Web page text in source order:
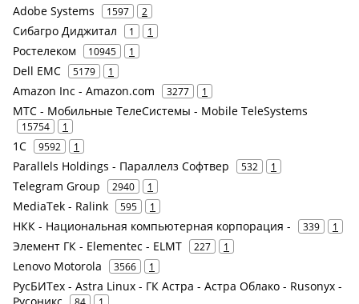
Adobe Systems 1597 2
Сибагро Диджитал 1 1
Ростелеком 10945 1
Dell EMC 5179 1
Amazon Inc - Amazon.com 3277 1
МТС - Мобильные ТелеСистемы - Mobile TeleSystems
15754 1
1С 9592 1
Parallels Holdings - Параллелз Софтвер 532 1
Telegram Group 2940 1
MediaTek - Ralink 595 1
НКК - Национальная компьютерная корпорация - 339 1
Элемент ГК - Elementec - ELMT 227 1
Lenovo Motorola 3566 1
РусБИТех - Astra Linux - ГК Астра - Астра Облако - Rusonyx -